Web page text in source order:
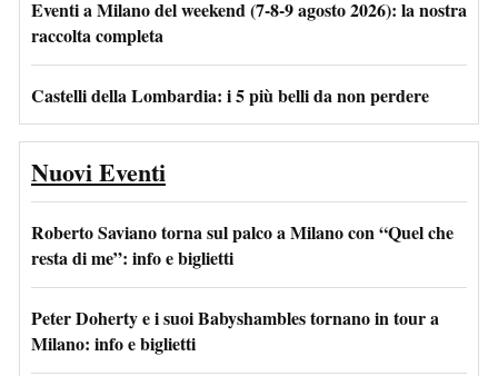
Eventi a Milano del weekend (7-8-9 agosto 2026): la nostra
raccolta completa
Castelli della Lombardia: i 5 più belli da non perdere
Nuovi Eventi
Roberto Saviano torna sul palco a Milano con “Quel che
resta di me”: info e biglietti
Peter Doherty e i suoi Babyshambles tornano in tour a
Milano: info e biglietti